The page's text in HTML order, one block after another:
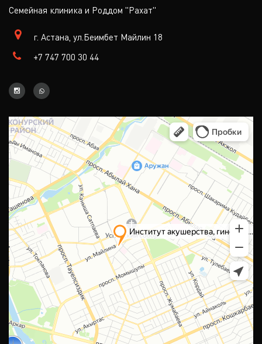
Семейная клиника и Роддом "Рахат"
г. Астана, ул.Беимбет Майлин 18
+7 747 700 30 44